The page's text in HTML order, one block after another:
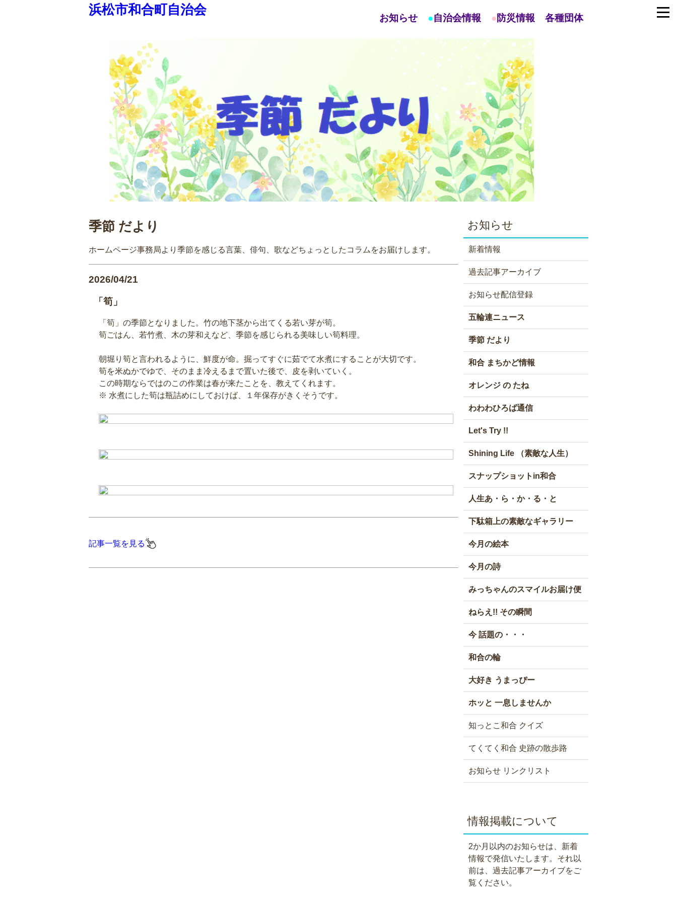
浜松市和合町自治会
お知らせ ●自治会情報 ●防災情報 各種団体
季節 だより
ホームページ事務局より季節を感じる言葉、俳句、歌などちょっとしたコラムをお届けします。
2026/04/21
「筍」
「筍」の季節となりました。竹の地下茎から出てくる若い芽が筍。
筍ごはん、若竹煮、木の芽和えなど、季節を感じられる美味しい筍料理。
朝堀り筍と言われるように、鮮度が命。掘ってすぐに茹でて水煮にすることが大切です。
筍を米ぬかでゆで、そのまま冷えるまで置いた後で、皮を剥いていく。
この時期ならではのこの作業は春が来たことを、教えてくれます。
※ 水煮にした筍は瓶詰めにしておけば、１年保存がきくそうです。
記事一覧を見る
お知らせ
新着情報
過去記事アーカイブ
お知らせ配信登録
五輪連ニュース
季節 だより
和合 まちかど情報
オレンジ の たね
わわわひろば通信
Let's Try !!
Shining Life （素敵な人生）
スナップショットin和合
人生あ・ら・か・る・と
下駄箱上の素敵なギャラリー
今月の絵本
今月の詩
みっちゃんのスマイルお届け便
ねらえ!! その瞬間
今 話題の・・・
和合の輪
大好き うまっぴー
ホッと 一息しませんか
知っとこ和合 クイズ
てくてく和合 史跡の散歩路
お知らせ リンクリスト
情報掲載について
2か月以内のお知らせは、新着
情報で発信いたします。それ以
前は、過去記事アーカイブをご
覧ください。